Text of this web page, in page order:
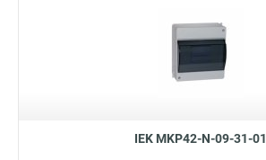
IEK MKP42-N-09-31-01